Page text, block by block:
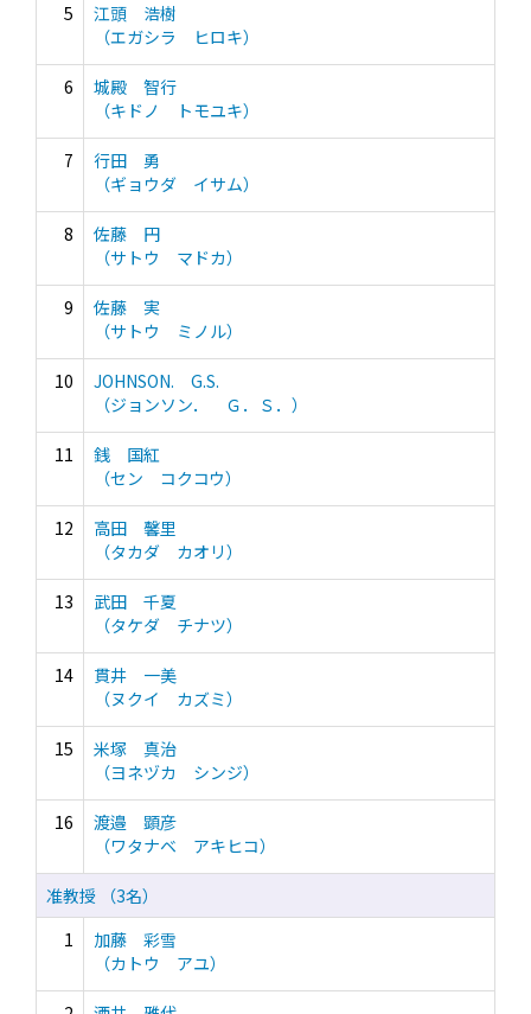
5
江頭 浩樹
（エガシラ ヒロキ）
6
城殿 智行
（キドノ トモユキ）
7
行田 勇
（ギョウダ イサム）
8
佐藤 円
（サトウ マドカ）
9
佐藤 実
（サトウ ミノル）
10
JOHNSON. G.S.
（ジョンソン． Ｇ．Ｓ．）
11
銭 国紅
（セン コクコウ）
12
高田 馨里
（タカダ カオリ）
13
武田 千夏
（タケダ チナツ）
14
貫井 一美
（ヌクイ カズミ）
15
米塚 真治
（ヨネヅカ シンジ）
16
渡邉 顕彦
（ワタナベ アキヒコ）
准教授 （3名）
1
加藤 彩雪
（カトウ アユ）